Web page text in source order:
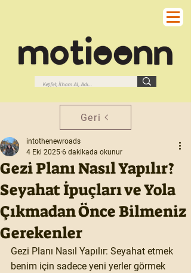
Geri
Gezi Planı Nasıl Yapılır?
Seyahat İpuçları ve Yola
Çıkmadan Önce Bilmeniz
Gerekenler
intothenewroads
4 Eki 2025 6 dakikada okunur
Gezi Planı Nasıl Yapılır: Seyahat etmek
benim için sadece yeni yerler görmek